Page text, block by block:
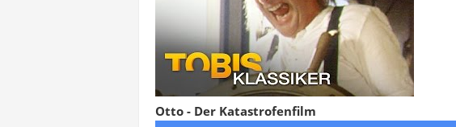
Otto - Der Katastrofenfilm